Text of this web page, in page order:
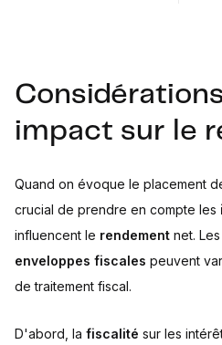
impact sur le
Quand on évoque le placement
crucial de prendre en compte les
influencent le rendement net. Les
enveloppes fiscales peuvent
de traitement fiscal.
D'abord, la fiscalité sur les